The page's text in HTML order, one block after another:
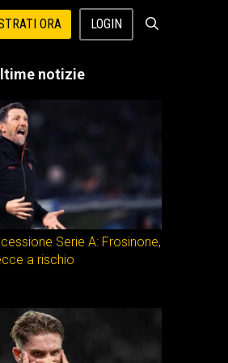
ORA LOGIN
notizie
Serie A: Frosinone,
a rischio